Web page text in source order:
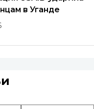
в Уганде